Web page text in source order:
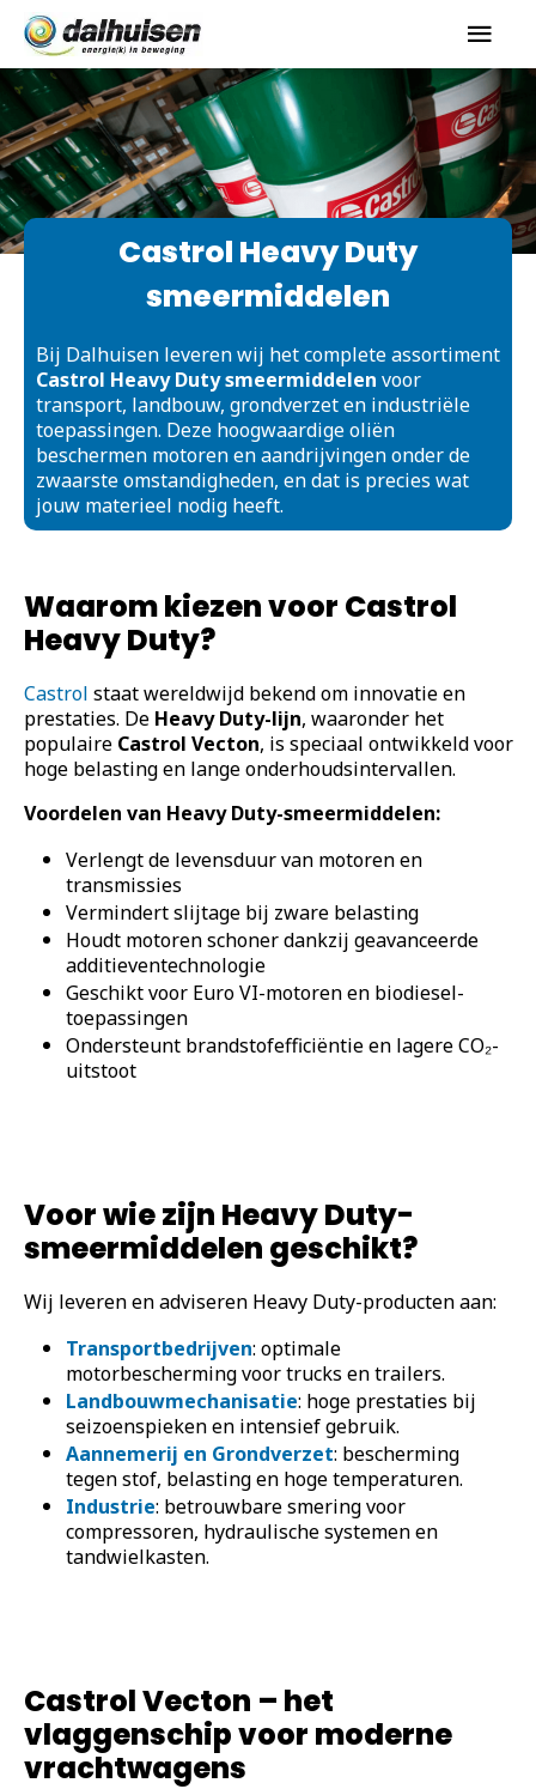
Castrol Heavy Duty
smeermiddelen
Bij Dalhuisen leveren wij het complete assortiment
Castrol Heavy Duty smeermiddelen voor
transport, landbouw, grondverzet en industriële
toepassingen. Deze hoogwaardige oliën
beschermen motoren en aandrijvingen onder de
zwaarste omstandigheden, en dat is precies wat
jouw materieel nodig heeft.
Waarom kiezen voor Castrol
Heavy Duty?
Castrol staat wereldwijd bekend om innovatie en
prestaties. De Heavy Duty-lijn, waaronder het
populaire Castrol Vecton, is speciaal ontwikkeld voor
hoge belasting en lange onderhoudsintervallen.
Voordelen van Heavy Duty-smeermiddelen:
Verlengt de levensduur van motoren en
transmissies
Vermindert slijtage bij zware belasting
Houdt motoren schoner dankzij geavanceerde
additieventechnologie
Geschikt voor Euro VI-motoren en biodiesel-
toepassingen
Ondersteunt brandstofefficiëntie en lagere CO₂-
uitstoot
Voor wie zijn Heavy Duty-
smeermiddelen geschikt?
Wij leveren en adviseren Heavy Duty-producten aan:
Transportbedrijven: optimale
motorbescherming voor trucks en trailers.
Landbouwmechanisatie: hoge prestaties bij
seizoenspieken en intensief gebruik.
Aannemerij en Grondverzet: bescherming
tegen stof, belasting en hoge temperaturen.
Industrie: betrouwbare smering voor
compressoren, hydraulische systemen en
tandwielkasten.
Castrol Vecton – het
vlaggenschip voor moderne
vrachtwagens